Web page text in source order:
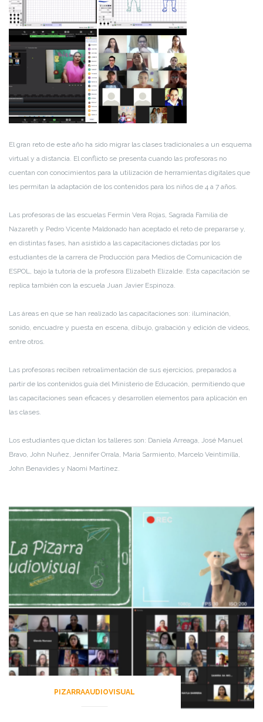
El gran reto de este año ha sido migrar las clases tradicionales a un esquema
virtual y a distancia. El conflicto se presenta cuando las profesoras no
cuentan con conocimientos para la utilización de herramientas digitales que
les permitan la adaptación de los contenidos para los niños de 4 a 7 años.
Las profesoras de las escuelas Fermín Vera Rojas, Sagrada Familia de
Nazareth y Pedro Vicente Maldonado han aceptado el reto de prepararse y,
en distintas fases, han asistido a las capacitaciones dictadas por los
estudiantes de la carrera de Producción para Medios de Comunicación de
ESPOL, bajo la tutoría de la profesora Elizabeth Elizalde. Esta capacitación se
replica también con la escuela Juan Javier Espinoza.
Las áreas en que se han realizado las capacitaciones son: iluminación,
sonido, encuadre y puesta en escena, dibujo, grabación y edición de videos,
entre otros.
Las profesoras reciben retroalimentación de sus ejercicios, preparados a
partir de los contenidos guía del Ministerio de Educación, permitiendo que
las capacitaciones sean eficaces y desarrollen elementos para aplicación en
las clases.
Los estudiantes que dictan los talleres son: Daniela Arreaga, José Manuel
Bravo, John Nuñez, Jennifer Orrala, María Sarmiento, Marcelo Veintimilla,
John Benavides y Naomi Martínez.
PIZARRAAUDIOVISUAL